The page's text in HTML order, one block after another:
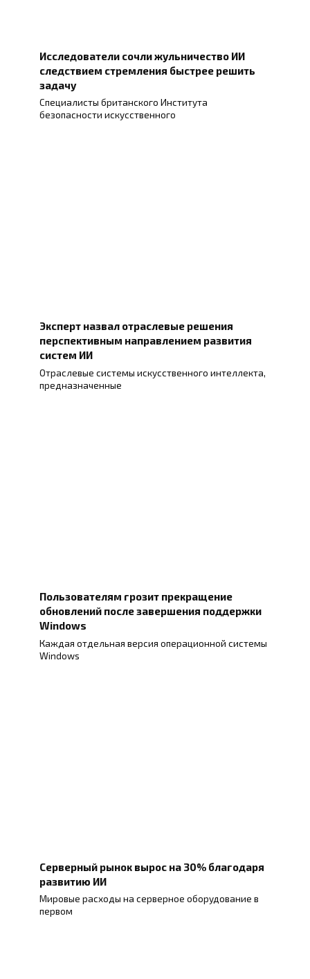
Исследователи сочли жульничество ИИ
следствием стремления быстрее решить
задачу
Специалисты британского Института
безопасности искусственного
Эксперт назвал отраслевые решения
перспективным направлением развития
систем ИИ
Отраслевые системы искусственного интеллекта,
предназначенные
Пользователям грозит прекращение
обновлений после завершения поддержки
Windows
Каждая отдельная версия операционной системы
Windows
Серверный рынок вырос на 30% благодаря
развитию ИИ
Мировые расходы на серверное оборудование в
первом